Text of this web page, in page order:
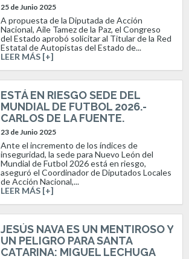
25 de Junio 2025
A propuesta de la Diputada de Acción
Nacional, Aile Tamez de la Paz, el Congreso
del Estado aprobó solicitar al Titular de la Red
Estatal de Autopistas del Estado de...
LEER MÁS [+]
ESTÁ EN RIESGO SEDE DEL
MUNDIAL DE FUTBOL 2026.-
CARLOS DE LA FUENTE.
23 de Junio 2025
Ante el incremento de los índices de
inseguridad, la sede para Nuevo León del
Mundial de Futbol 2026 está en riesgo,
aseguró el Coordinador de Diputados Locales
de Acción Nacional,...
LEER MÁS [+]
JESÚS NAVA ES UN MENTIROSO Y
UN PELIGRO PARA SANTA
CATARINA: MIGUEL LECHUGA